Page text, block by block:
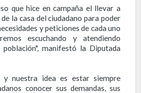
que hice en campaña el llevar a
la casa del ciudadano para poder
y peticiones de cada uno
escuchando y atendiendo
manifestó la Diputada
y nuestra idea es estar siempre
conocer sus demandas, sus